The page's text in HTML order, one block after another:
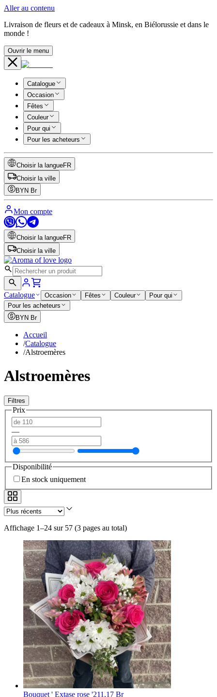
Aller au contenu
Livraison de fleurs et de cadeaux à Minsk, en Biélorussie et dans le
monde !
Ouvrir le menu
Catalogue
Occasion
Fêtes
Couleur
Pour qui
Pour les acheteurs
Choisir la langueFR
Choisir la ville
BYN Br
Mon compte
Choisir la langueFR
Choisir la ville
Catalogue Occasion Fêtes Couleur
Pour qui
Pour les acheteurs
BYN Br
Accueil
/Catalogue
/Alstroemères
Alstroemères
Filtres
Prix
—
Disponibilité
En stock uniquement
Affichage 1–24 sur 57 (3 pages au total)
Bouquet ' Extase rose '211,17 Br